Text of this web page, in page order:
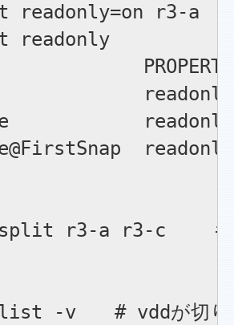
r3-a　　#
readonly
PROPERTY
r3-a r3-c 　　#
-v　　# vddが切り